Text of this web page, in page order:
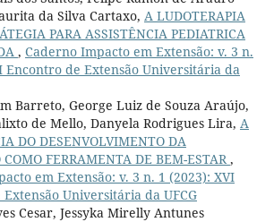
da Silva Cartaxo, A LUDOTERAPIA
PARA ASSISTÊNCIA PEDIATRICA
, Caderno Impacto em Extensão: v. 3 n.
Encontro de Extensão Universitária da
Barreto, George Luiz de Souza Araújo,
de Mello, Danyela Rodrigues Lira, A
DO DESENVOLVIMENTO DA
FERRAMENTA DE BEM-ESTAR ,
em Extensão: v. 3 n. 1 (2023): XVI
Universitária da UFCG
Cesar, Jessyka Mirelly Antunes